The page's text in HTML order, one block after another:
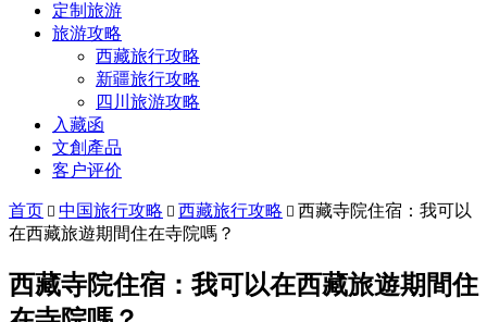
定制旅游
旅游攻略
西藏旅行攻略
新疆旅行攻略
四川旅游攻略
入藏函
文創產品
客户评价
首页  中国旅行攻略  西藏旅行攻略  西藏寺院住宿：我可以
在西藏旅遊期間住在寺院嗎？
西藏寺院住宿：我可以在西藏旅遊期間住